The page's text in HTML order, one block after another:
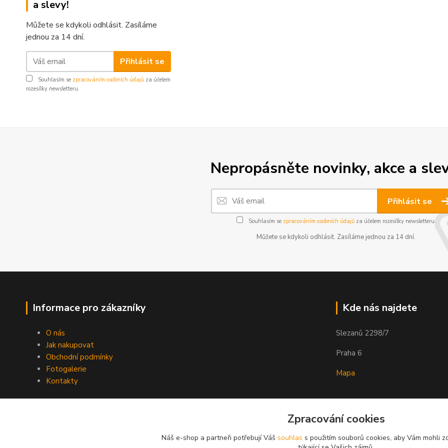
a slevy!
Můžete se kdykoli odhlásit. Zasíláme
jednou za 14 dní.
Přihlásit se
Souhlasím se zpracováním osobních údajů za účelem
rozesílky newsletteru.
Nepropásněte novinky, akce a
Přihlásit se
Souhlasím se zpracováním osobních údajůza účelem rozesílky newsletteru.
Můžete se kdykoli odhlásit. Zasíláme jednou za 14 dní.
Informace pro zákazníky
O nás
Jak nakupovat
Obchodní podmínky
Fotogalerie
Kontakty
Kde nás najdete
Slezanů 2298/7
Praha 6
Mapa
Zpracování cookies
Náš e-shop a partneři potřebují Váš souhlas s použitím souborů cookies, aby Vám mohli